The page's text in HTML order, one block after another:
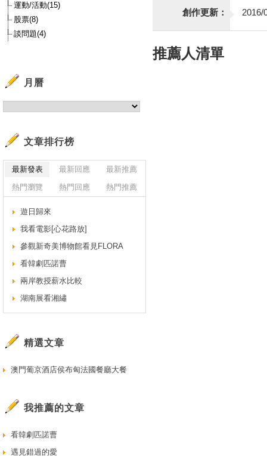
創作更新： 2016/
推薦人清單
運動/活動(15)
股票(8)
談問題(4)
月曆
文章排行榜
最新發表 最新回應
最新推薦
熱門瀏覽
熱門回應 熱門推薦
遊日歸來
我看電影[心花路放]
參觀新奇美博物館看見FLORA
看韓劇匹諾曹
兩岸教授薪水比較
湖南展看湘繡
精選文章
澳門葡京酒店侯布匈法國餐廳大餐
我推薦的文章
看韓劇匹諾曹
遇見錯過的愛